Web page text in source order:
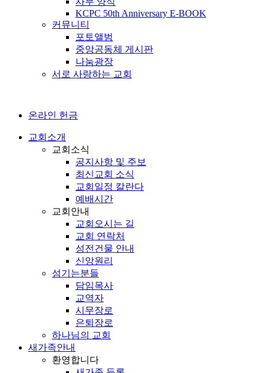
KCPC 50th Anniversary E-BOOK
커뮤니티
포토앨범
중앙공동체 게시판
나눔광장
서로 사랑하는 교회
온라인 헌금
교회소개
교회소식
공지사항 및 주보
최신교회 소식
교회일정 칼란다
예배시간
교회안내
교회오시는 길
교회 연락처
성전건물 안내
신앙원리
섬기는분들
담임목사
교역자
시무장로
은퇴장로
하나님의 교회
새가족안내
환영합니다